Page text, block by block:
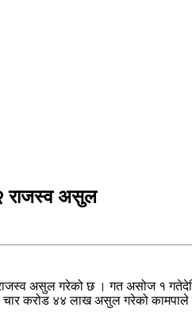
राजस्व असुल
असुल गरेको छ । गत असोज १
करोड ४४ लाख असुल गरेको कामपाले